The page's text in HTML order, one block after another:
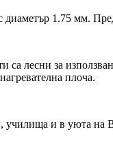
1.75 мм.
лесни за
плоча.
училища и в уюта на